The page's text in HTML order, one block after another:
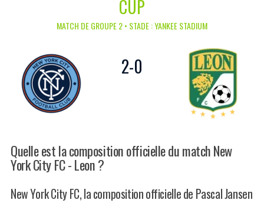
CUP
MATCH DE GROUPE 2 • STADE : YANKEE STADIUM
2-0
Quelle est la composition officielle du match New
York City FC - Leon ?
New York City FC, la composition officielle de Pascal Jansen